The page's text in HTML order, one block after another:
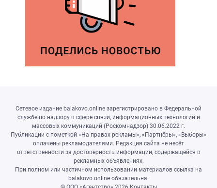
Сетевое издание balakovo.online зарегистрировано в Федеральной
службе по надзору в сфере связи, информационных технологий и
массовых коммуникаций (Роскомнадзор) 30.06.2022 г.
Публикации с пометкой «На правах рекламы», «Партнёры», «Выборы»
оплачены рекламодателями. Редакция сайта не несёт
ответственности за достоверность информации, содержащейся в
рекламных объявлениях.
При полном или частичном использовании материалов ссылка на
balakovo.online обязательна.